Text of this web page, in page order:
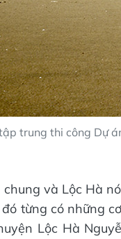
trung thi công Dự
chung và Lộc Hà
từng có những
Lộc Hà